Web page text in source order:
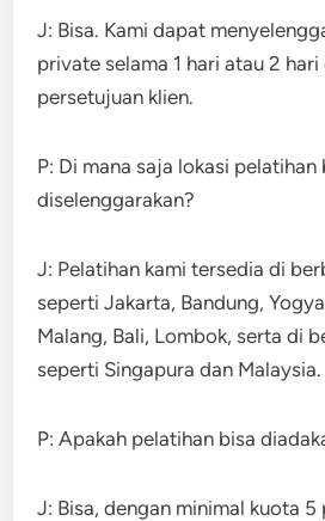
J: Bisa. Kami dapat
private selama 1 hari atau 2 hari
persetujuan klien.
P: Di mana saja lokasi pelatihan
diselenggarakan?
J: Pelatihan kami tersedia di
seperti Jakarta, Bandung,
Malang, Bali, Lombok, serta di
seperti Singapura dan Malaysia.
P: Apakah pelatihan bisa
J: Bisa, dengan minimal kuota